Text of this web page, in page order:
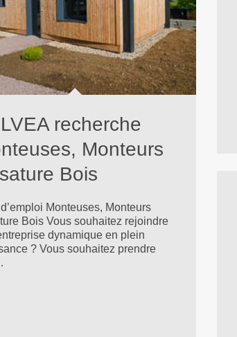
recherche
Monteurs
Bois
Monteuses, Monteurs
Bois Vous souhaitez rejoindre
dynamique en plein
? Vous souhaitez prendre